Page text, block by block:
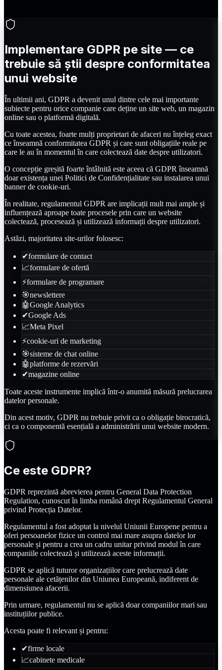
Implementare GDPR pe site — ce
trebuie să știi despre conformitatea
unui website
În ultimii ani, GDPR a devenit unul dintre cele mai importante
subiecte pentru orice companie care deține un site web, un magazin
online sau o platformă digitală.
Cu toate acestea, foarte mulți proprietari de afaceri nu înțeleg exact
ce înseamnă conformitatea GDPR și care sunt obligațiile reale pe
care le au în momentul în care colectează date despre utilizatori.
O concepție greșită foarte întâlnită este aceea că GDPR înseamnă
doar existența unei Politici de Confidențialitate sau instalarea unui
banner de cookie-uri.
În realitate, regulamentul GDPR are implicații mult mai ample și
influențează aproape toate procesele prin care un website
colectează, procesează și utilizează informații despre utilizatori.
Astăzi, majoritatea site-urilor folosesc:
✔formulare de contact
📈formulare de ofertă
⚡formulare de programare
🎯newslettere
🤖Google Analytics
✔Google Ads
📈Meta Pixel
⚡cookie-uri de marketing
🎯sisteme de chat online
🤖platforme de rezervări
✔magazine online
Toate aceste instrumente implică într-o anumită măsură prelucrarea
datelor personale.
Din acest motiv, GDPR nu trebuie privit ca o obligație birocratică,
ci ca o componentă esențială a administrării unui website modern.
Ce este GDPR?
GDPR reprezintă abrevierea pentru General Data Protection
Regulation, cunoscut în limba română drept Regulamentul General
privind Protecția Datelor.
Regulamentul a fost adoptat la nivelul Uniunii Europene pentru a
oferi persoanelor fizice un control mai mare asupra datelor lor
personale și pentru a crea un cadru unitar privind modul în care
companiile colectează și utilizează aceste informații.
GDPR se aplică tuturor organizațiilor care prelucrează date
personale ale cetățenilor din Uniunea Europeană, indiferent de
dimensiunea afacerii.
Prin urmare, regulamentul nu se aplică doar companiilor mari sau
instituțiilor publice.
Acesta poate fi relevant și pentru:
✔firme locale
📈cabinete medicale